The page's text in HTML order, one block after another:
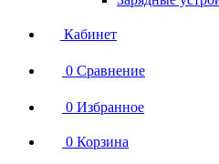
Кабинет
0 Сравнение
0 Избранное
0 Корзина